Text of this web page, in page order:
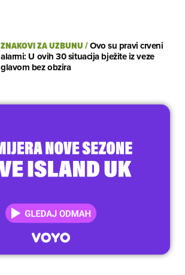
ZNAKOVI ZA UZBUNU/Ovo su pravi crveni
alarmi: U ovih 30 situacija bježite iz veze
glavom bez obzira